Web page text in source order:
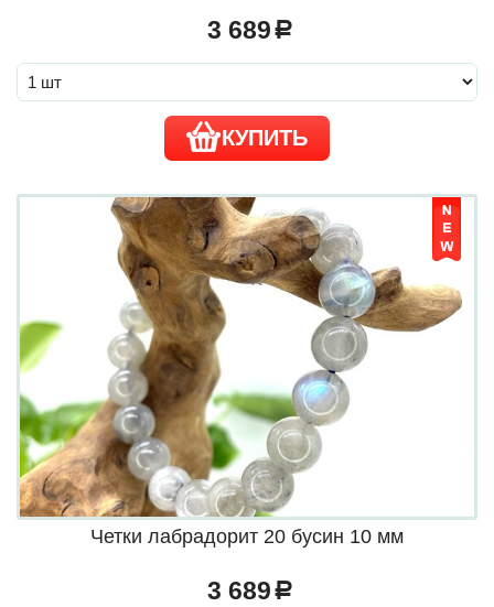
3 689 a
КУПИТЬ
Четки лабрадорит 20 бусин 10 мм
3 689 a